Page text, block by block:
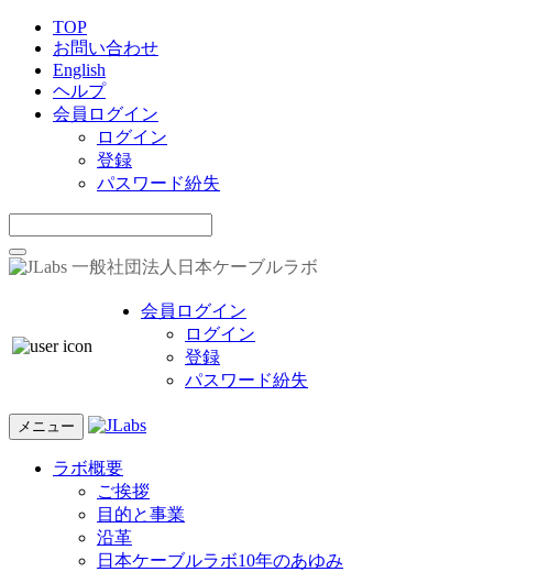
TOP
お問い合わせ
English
ヘルプ
会員ログイン
ログイン
登録
パスワード紛失
一般社団法人日本ケーブルラボ
会員ログイン
ログイン
登録
パスワード紛失
メニュー
ラボ概要
ご挨拶
目的と事業
沿革
日本ケーブルラボ10年のあゆみ